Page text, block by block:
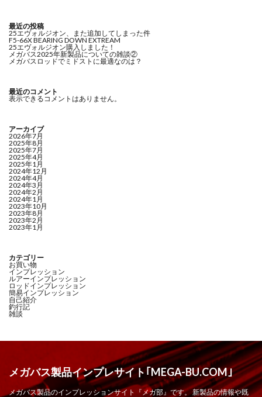
最近の投稿
25エヴォルジオン、また追加してしまった件
F5-66X BEARING DOWN EXTREAM
25エヴォルジオン購入しました！
メガバス2025年新製品についての雑談②
メガバスロッドでミドストに最適なのは？
最近のコメント
表示できるコメントはありません。
アーカイブ
2026年7月
2025年8月
2025年7月
2025年4月
2025年1月
2024年12月
2024年4月
2024年3月
2024年2月
2024年1月
2023年10月
2023年8月
2023年2月
2023年1月
カテゴリー
お買い物
インプレッション
ルアーインプレッション
ロッドインプレッション
簡易インプレッション
自己紹介
釣行記
雑談
メガバス製品インプレサイト｢MEGA-BU.COM｣
メガバス製品のインプレッションサイト『メガ部』です。 新製品の情報や既